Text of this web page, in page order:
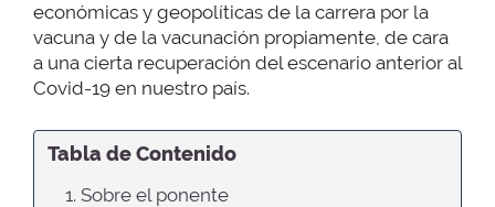
económicas y geopolíticas de la carrera por la
vacuna y de la vacunación propiamente, de cara
a una cierta recuperación del escenario anterior al
Covid-19 en nuestro país.
Tabla de Contenido
1. Sobre el ponente